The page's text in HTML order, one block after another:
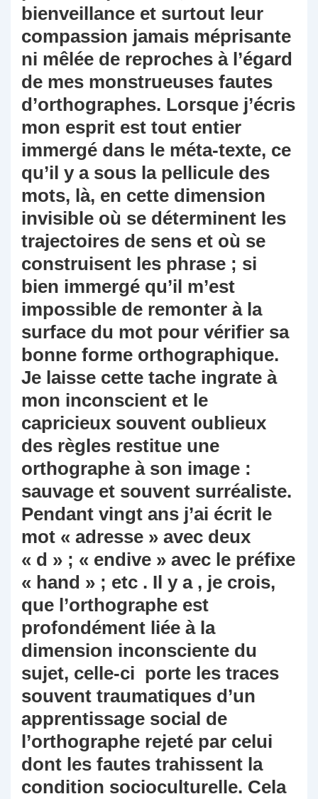
bienveillance et surtout leur
compassion jamais méprisante
ni mêlée de reproches à l’égard
de mes monstrueuses fautes
d’orthographes. Lorsque j’écris
mon esprit est tout entier
immergé dans le méta-texte, ce
qu’il y a sous la pellicule des
mots, là, en cette dimension
invisible où se déterminent les
trajectoires de sens et où se
construisent les phrase ; si
bien immergé qu’il m’est
impossible de remonter à la
surface du mot pour vérifier sa
bonne forme orthographique.
Je laisse cette tache ingrate à
mon inconscient et le
capricieux souvent oublieux
des règles restitue une
orthographe à son image :
sauvage et souvent surréaliste.
Pendant vingt ans j’ai écrit le
mot « adresse » avec deux
« d » ; « endive » avec le préfixe
« hand » ; etc . Il y a , je crois,
que l’orthographe est
profondément liée à la
dimension inconsciente du
sujet, celle-ci porte les traces
souvent traumatiques d’un
apprentissage social de
l’orthographe rejeté par celui
dont les fautes trahissent la
condition socioculturelle. Cela